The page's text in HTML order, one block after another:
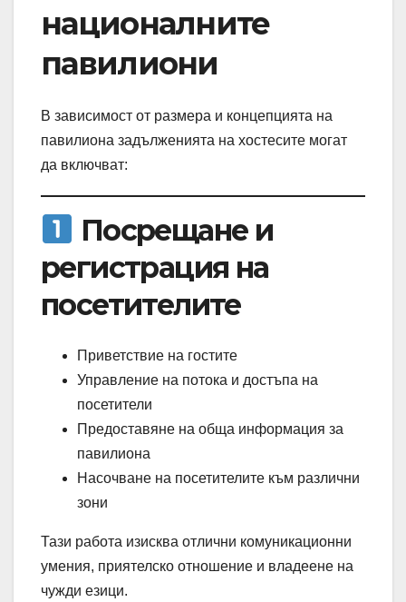
националните
павилиони
В зависимост от размера и концепцията на
павилиона задълженията на хостесите могат
да включват:
Посрещане и
регистрация на
посетителите
Приветствие на гостите
Управление на потока и достъпа на
посетители
Предоставяне на обща информация за
павилиона
Насочване на посетителите към различни
зони
Тази работа изисква отлични комуникационни
умения, приятелско отношение и владеене на
чужди езици.